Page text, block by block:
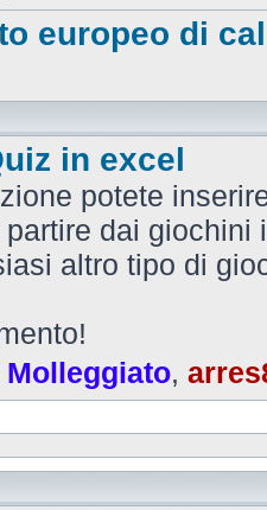
europeo di
in excel
potete
dai giochini
altro tipo di
Molleggiato,